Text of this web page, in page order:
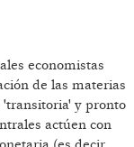
economistas
de las materias
y pronto
actúen con